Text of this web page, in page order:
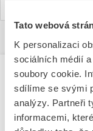
Tato webová
K personalizaci
sociálních médií
soubory cookie.
sdílíme se svými
analýzy. Partneři
informacemi,
Welcome to our
If you are a registered